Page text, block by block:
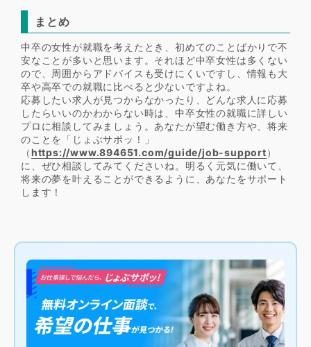
まとめ
中卒の女性が就職を考えたとき、初めてのことばかりで不
安なことが多いと思います。それほど中卒女性は多くない
ので、周囲からアドバイスも受けにくいですし、情報も大
卒や高卒での就職に比べると少ないですよね。
応募したい求人が見つからなかったり、どんな求人に応募
したらいいのかわからない時は、中卒女性の就職に詳しい
プロに相談してみましょう。あなたが望む働き方や、将来
のことを「じょぶサポッ！」
（https://www.894651.com/guide/job-support）
に、ぜひ相談してみてくださいね。明るく元気に働いて、
将来の夢を叶えることができるように、あなたをサポート
します！